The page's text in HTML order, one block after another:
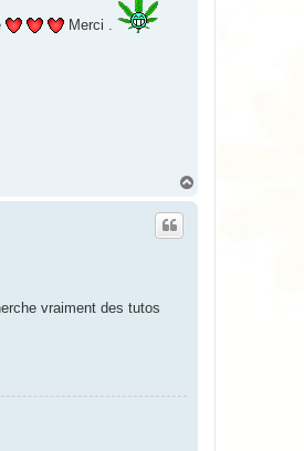
Merci .
vraiment des tutos